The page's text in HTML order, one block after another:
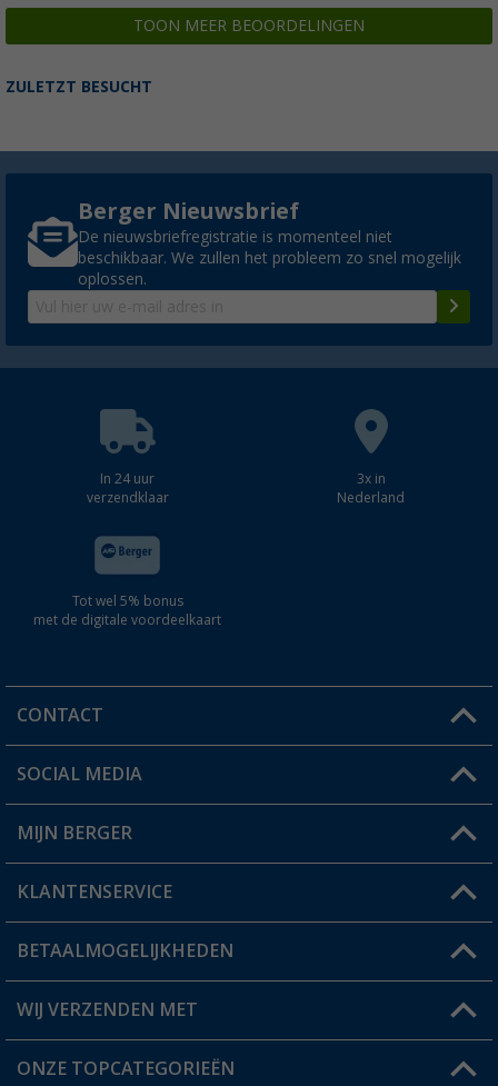
TOON MEER BEOORDELINGEN
ZULETZT BESUCHT
Berger Nieuwsbrief
De nieuwsbriefregistratie is momenteel niet
beschikbaar. We zullen het probleem zo snel mogelijk
oplossen.
In 24 uur
verzendklaar
3x in
Nederland
Tot wel 5% bonus
met de digitale voordeelkaart
CONTACT
Een vraag?
Winkel vinden
SOCIAL MEDIA
MIJN BERGER
Mijn account
Status bestelling
Verlanglijstje
KLANTENSERVICE
FAQ & Contact
Verzendinformatie
BETAALMOGELIJKHEDEN
WIJ VERZENDEN MET
ONZE TOPCATEGORIEËN